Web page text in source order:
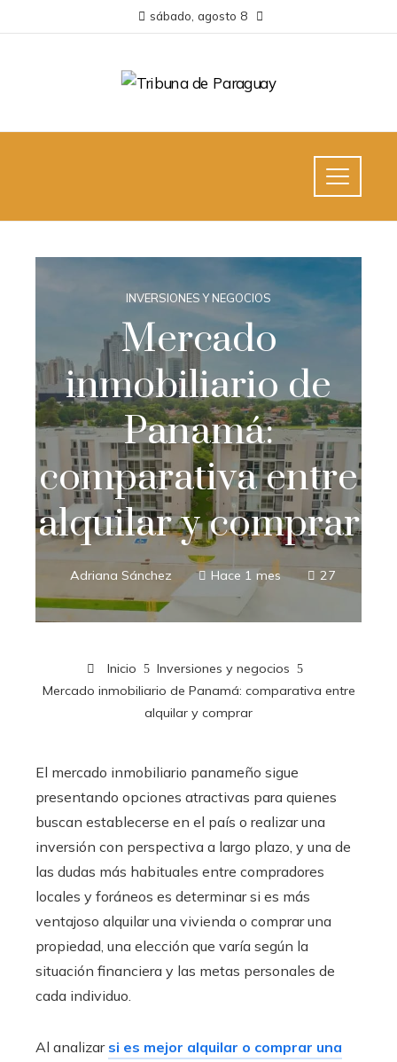
sábado, agosto 8
INVERSIONES Y NEGOCIOS
Mercado
inmobiliario de
Panamá:
comparativa entre
alquilar y comprar
Adriana Sánchez Hace 1 mes 27
Inicio
Inversiones y negocios
Mercado inmobiliario de Panamá: comparativa entre
alquilar y comprar
El mercado inmobiliario panameño sigue
presentando opciones atractivas para quienes
buscan establecerse en el país o realizar una
inversión con perspectiva a largo plazo, y una de
las dudas más habituales entre compradores
locales y foráneos es determinar si es más
ventajoso alquilar una vivienda o comprar una
propiedad, una elección que varía según la
situación financiera y las metas personales de
cada individuo.
Al analizar si es mejor alquilar o comprar una